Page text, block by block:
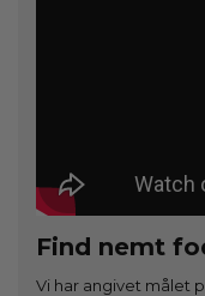
Find nemt
Vi har angivet målet